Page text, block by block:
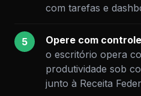
com tarefas e
5 Opere com
o escritório opera
produtividade sob
junto à Receita